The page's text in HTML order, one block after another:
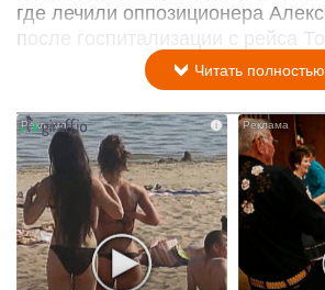
где лечили оппозиционера
после госпитализации с рейса
Читать полностью
i